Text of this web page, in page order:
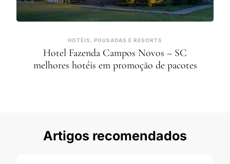
HOTÉIS, POUSADAS E RESORTS
Hotel Fazenda Campos Novos – SC
melhores hotéis em promoção de pacotes
Artigos recomendados